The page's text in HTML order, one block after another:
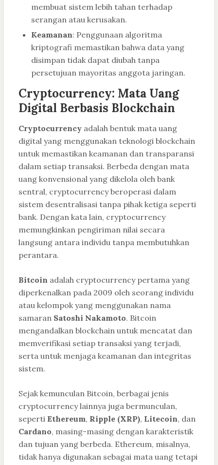
membuat sistem lebih tahan terhadap
serangan atau kerusakan.
Keamanan: Penggunaan algoritma
kriptografi memastikan bahwa data yang
disimpan tidak dapat diubah tanpa
persetujuan mayoritas anggota jaringan.
Cryptocurrency: Mata Uang
Digital Berbasis Blockchain
Cryptocurrency adalah bentuk mata uang
digital yang menggunakan teknologi blockchain
untuk memastikan keamanan dan transparansi
dalam setiap transaksi. Berbeda dengan mata
uang konvensional yang dikelola oleh bank
sentral, cryptocurrency beroperasi dalam
sistem desentralisasi tanpa pihak ketiga seperti
bank. Dengan kata lain, cryptocurrency
memungkinkan pengiriman nilai secara
langsung antara individu tanpa membutuhkan
perantara.
Bitcoin adalah cryptocurrency pertama yang
diperkenalkan pada 2009 oleh seorang individu
atau kelompok yang menggunakan nama
samaran Satoshi Nakamoto. Bitcoin
mengandalkan blockchain untuk mencatat dan
memverifikasi setiap transaksi yang terjadi,
serta untuk menjaga keamanan dan integritas
sistem.
Sejak kemunculan Bitcoin, berbagai jenis
cryptocurrency lainnya juga bermunculan,
seperti Ethereum, Ripple (XRP), Litecoin, dan
Cardano, masing-masing dengan karakteristik
dan tujuan yang berbeda. Ethereum, misalnya,
tidak hanya digunakan sebagai mata uang tetapi